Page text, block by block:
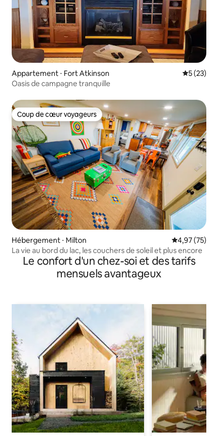
Appartement ⋅ Fort Atkinson
5 (23)
Oasis de campagne tranquille
Coup de cœur voyageurs
Coup de cœur voyageurs
Hébergement ⋅ Milton Évaluation
4,97 (75)
La vie au bord du lac, les couchers de soleil et plus encore
Le confort d'un chez-soi et des tarifs
mensuels avantageux